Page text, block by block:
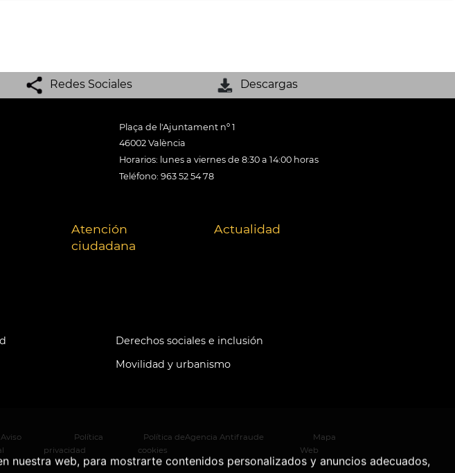
web, para mostrarte contenidos personalizados y anuncios adecuados,
Redes Sociales Descargas
Plaça de l'Ajuntament nº 1
46002 València
Horarios: lunes a viernes de 8:30 a 14:00 horas
Teléfono: 963 52 54 78
Atención
ciudadana
Actualidad
Derechos sociales e inclusión
Movilidad y urbanismo
Aviso
Política
privacidad
Política de
cookies
Agencia Antifraude
Mapa
Web